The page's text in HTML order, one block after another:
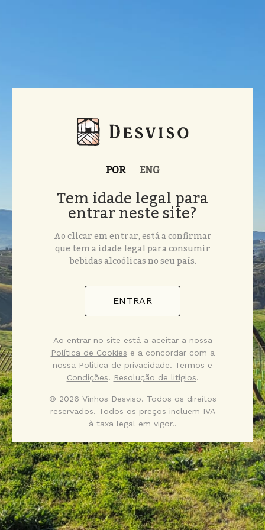
POR ENG
Tem idade legal para
entrar neste site?
Ao clicar em entrar, está a confirmar
que tem a idade legal para consumir
bebidas alcoólicas no seu país.
ENTRAR
Ao entrar no site está a aceitar a nossa
Política de Cookies e a concordar com a
nossa Política de privacidade. Termos e
Condições. Resolução de litígios.
© 2026 Vinhos Desviso. Todos os direitos
reservados. Todos os preços incluem IVA
à taxa legal em vigor..